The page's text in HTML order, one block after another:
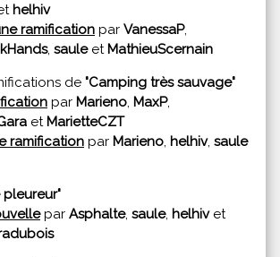
helhiv
ramification par VanessaP,
, sauleet MathieuScernain
de "Camping très sauvage"
par Marieno, MaxP,
et MarietteCZT
ramification par Marieno, helhiv, saule
pleureur"
par Asphalte, saule, helhivet